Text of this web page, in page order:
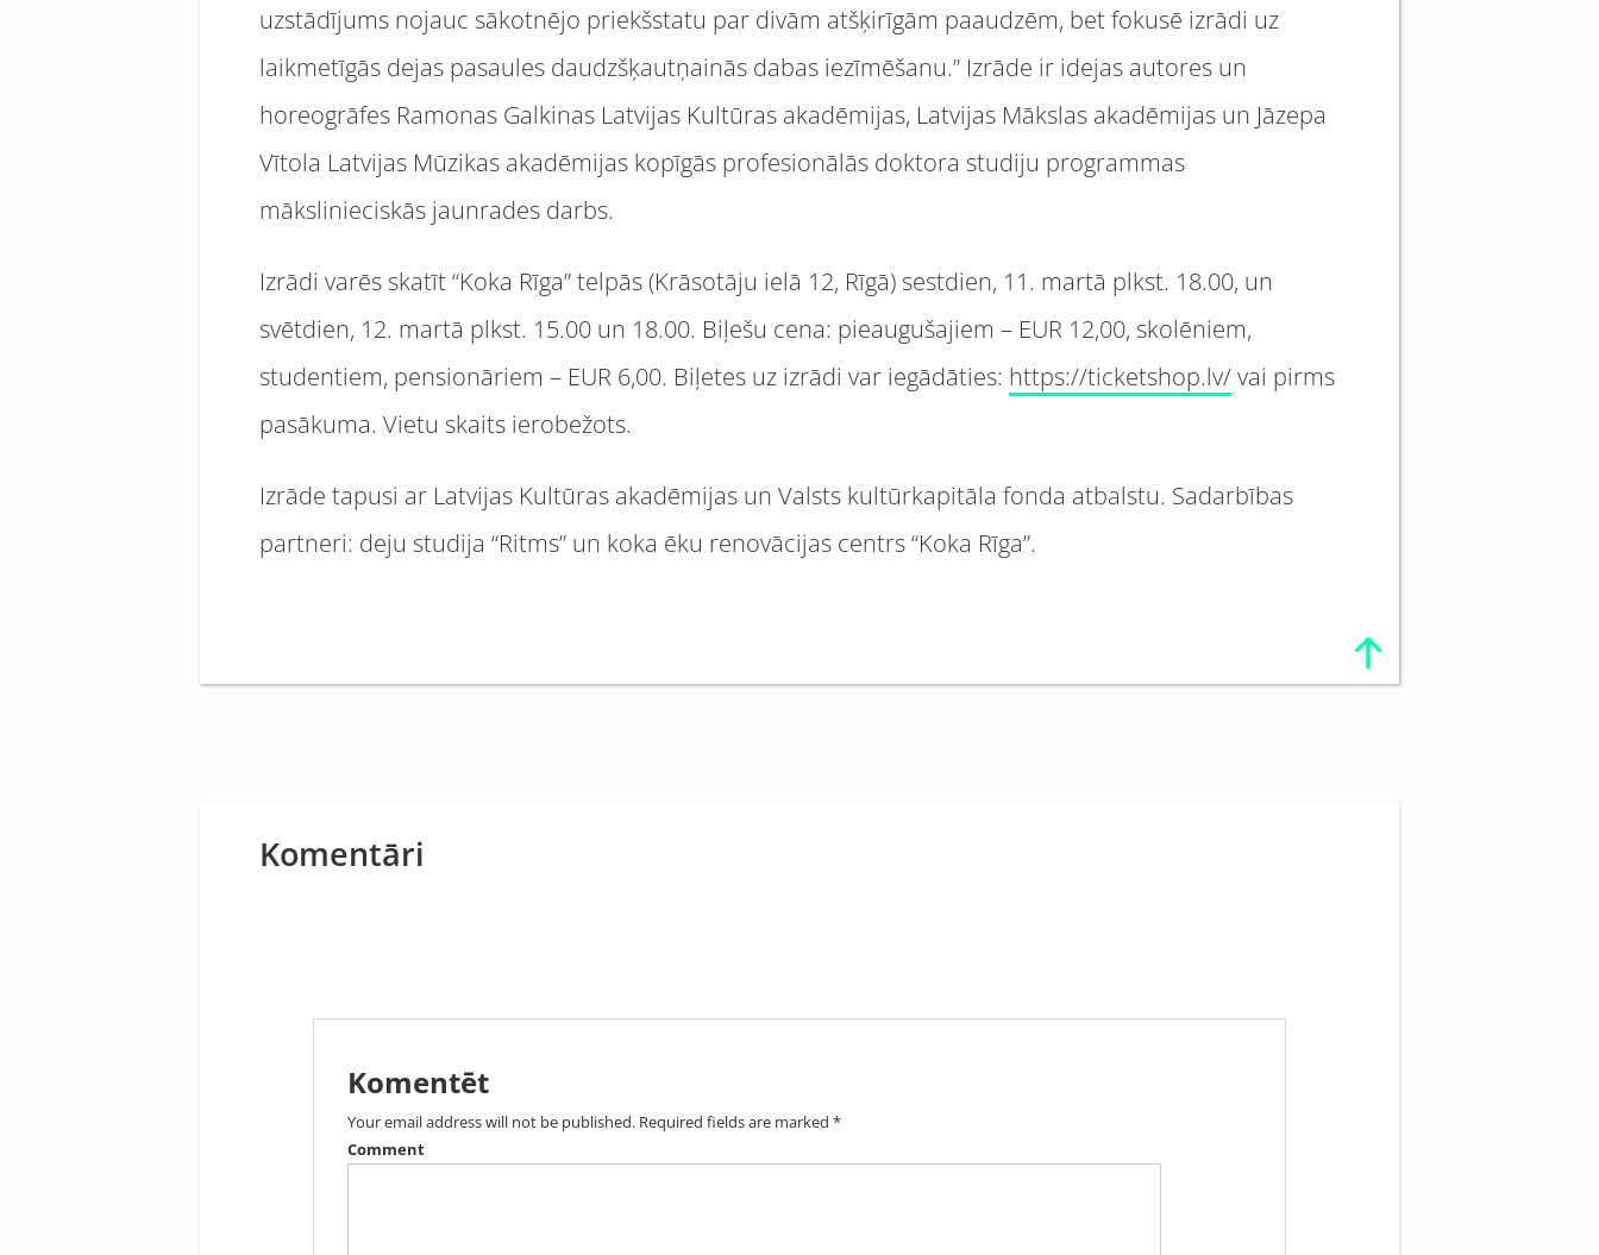
uzstādījums nojauc sākotnējo priekšstatu par divām atšķirīgām paaudzēm, bet fokusē izrādi uz
laikmetīgās dejas pasaules daudzšķautņainās dabas iezīmēšanu.” Izrāde ir idejas autores un
horeogrāfes Ramonas Galkinas Latvijas Kultūras akadēmijas, Latvijas Mākslas akadēmijas un Jāzepa
Vītola Latvijas Mūzikas akadēmijas kopīgās profesionālās doktora studiju programmas
mākslinieciskās jaunrades darbs.
Izrādi varēs skatīt “Koka Rīga” telpās (Krāsotāju ielā 12, Rīgā) sestdien, 11. martā plkst. 18.00, un
svētdien, 12. martā plkst. 15.00 un 18.00. Biļešu cena: pieaugušajiem – EUR 12,00, skolēniem,
studentiem, pensionāriem – EUR 6,00. Biļetes uz izrādi var iegādāties: https://ticketshop.lv/vai pirms
pasākuma. Vietu skaits ierobežots.
Izrāde tapusi ar Latvijas Kultūras akadēmijas un Valsts kultūrkapitāla fonda atbalstu. Sadarbības
partneri: deju studija “Ritms” un koka ēku renovācijas centrs “Koka Rīga”.
Komentāri
Komentēt
Your email address will not be published. Required fields are marked *
Comment